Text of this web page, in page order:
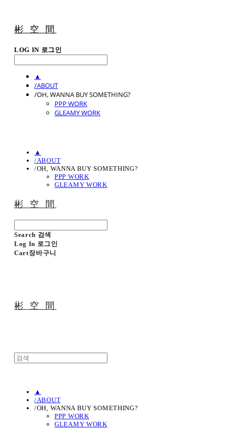
彬 空 間
LOG IN 로그인
▲
/ABOUT
/OH, WANNA BUY SOMETHING?
PPP WORK
GLEAMY WORK
▲
/ABOUT
/OH, WANNA BUY SOMETHING?
PPP WORK
GLEAMY WORK
彬 空 間
Search 검색
Log In 로그인
Cart장바구니
彬 空 間
▲
/ABOUT
/OH, WANNA BUY SOMETHING?
PPP WORK
GLEAMY WORK